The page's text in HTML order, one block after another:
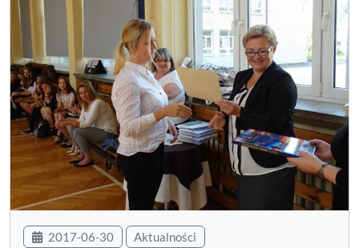
2017-06-30 Aktualności